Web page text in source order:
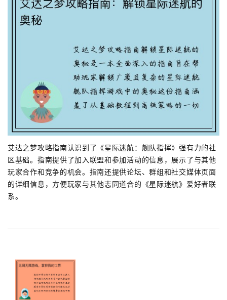
艾达之梦攻略指南认识到了《星际迷航：舰队指挥》强有力的社
区基础。指南提供了加入联盟和参加活动的信息，展示了与其他
玩家合作和竞争的机会。指南还提供论坛、群组和社交媒体页面
的详细信息，方便玩家与其他志同道合的《星际迷航》爱好者联
系。